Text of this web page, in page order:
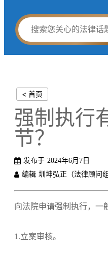
< 首页
强制执行
节？
发布于 2024年6月7日
编辑 圳坤弘正（法律顾问组
向法院申请强制执行，一
1.立案审核。